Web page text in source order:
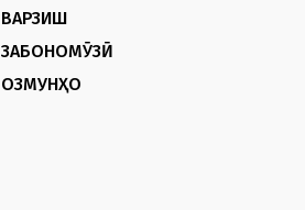
ВАРЗИШ
ЗАБОНОМӮЗӢ
ОЗМУНҲО